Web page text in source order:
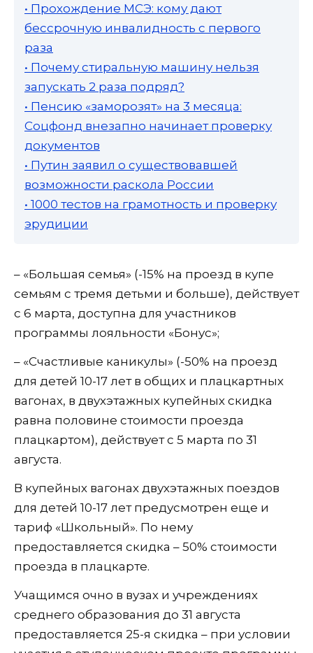
• Прохождение МСЭ: кому дают
бессрочную инвалидность с первого
раза
• Почему стиральную машину нельзя
запускать 2 раза подряд?
• Пенсию «заморозят» на 3 месяца:
Соцфонд внезапно начинает проверку
документов
• Путин заявил о существовавшей
возможности раскола России
• 1000 тестов на грамотность и проверку
эрудиции
– «Большая семья» (-15% на проезд в купе
семьям с тремя детьми и больше), действует
с 6 марта, доступна для участников
программы лояльности «Бонус»;
– «Счастливые каникулы» (-50% на проезд
для детей 10-17 лет в общих и плацкартных
вагонах, в двухэтажных купейных скидка
равна половине стоимости проезда
плацкартом), действует с 5 марта по 31
августа.
В купейных вагонах двухэтажных поездов
для детей 10-17 лет предусмотрен еще и
тариф «Школьный». По нему
предоставляется скидка – 50% стоимости
проезда в плацкарте.
Учащимся очно в вузах и учреждениях
среднего образования до 31 августа
предоставляется 25-я скидка – при условии